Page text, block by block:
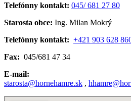
Telefónny kontakt: 045/ 681 27 80
Starosta obce: Ing. Milan Mokrý
Telefónny kontakt: +421 903 628
Fax: 045/681 47 34
E-mail:
starosta@hornehamre.sk ,